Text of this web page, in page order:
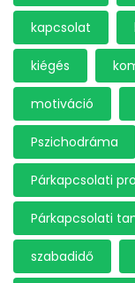
kapcsolat
kiégés
motiváció
Pszichodráma
Párkapcsolati
Párkapcsolati
szabadidő